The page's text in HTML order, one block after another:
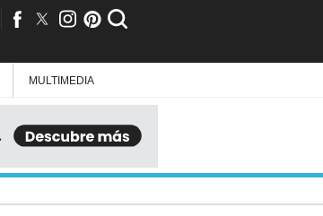
MULTIMEDIA